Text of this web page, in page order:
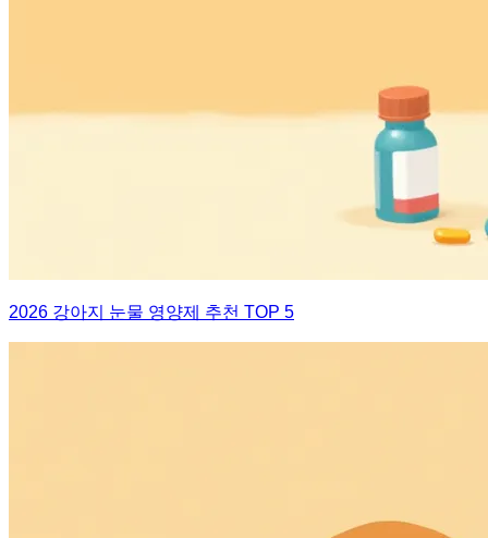
2026 강아지 눈물 영양제 추천 TOP 5